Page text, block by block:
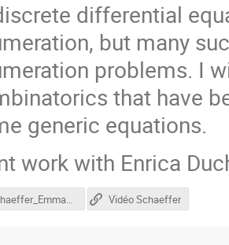
differential
but many
problems. I
that have
generic equations.
work with Enrica
Schaeffer_Emmanuel60.pdf Vidéo Schaeffer